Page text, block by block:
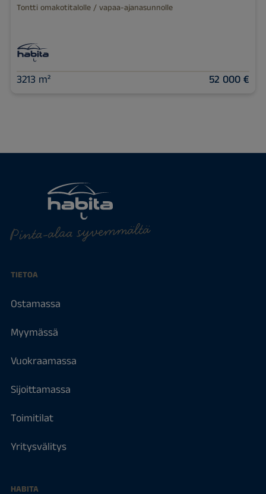
Tontti omakotitalolle / vapaa-ajanasunnolle
3213 m² 52 000 €
Pinta-alaa syvemmältä
TIETOA
Ostamassa
Myymässä
Vuokraamassa
Sijoittamassa
Toimitilat
Yritysvälitys
HABITA